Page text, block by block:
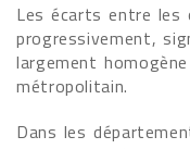
Les écarts entre les
progressivement,
largement
métropolitain.
Dans les